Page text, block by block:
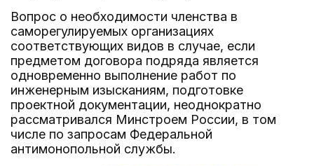
Вопрос о необходимости членства в
саморегулируемых организациях
соответствующих видов в случае, если
предметом договора подряда является
одновременно выполнение работ по
инженерным изысканиям, подготовке
проектной документации, неоднократно
рассматривался Минстроем России, в том
числе по запросам Федеральной
антимонопольной службы.